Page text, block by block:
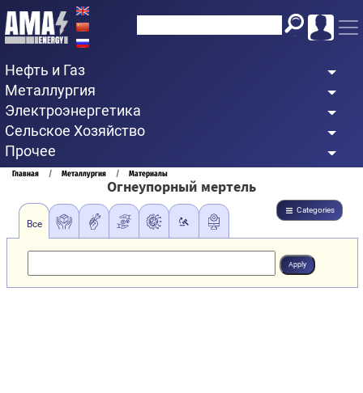
Перейти
к
содержанию
Нефть и Газ
Металлургия
Электроэнергетика
Сельское Хозяйство
Прочее
Строка
Главная Металлургия Материалы
Огнеупорный мертель
Categories
Все